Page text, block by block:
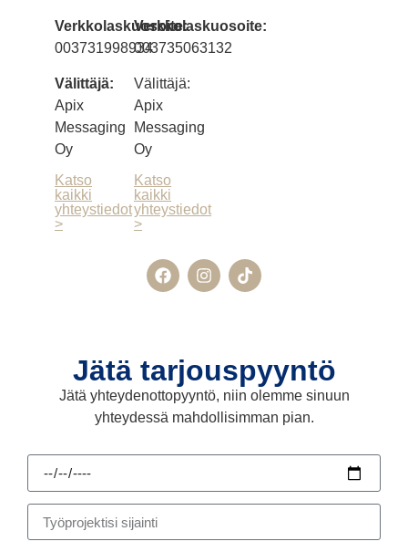
Verkkolaskuosoite:
003731998934
Välittäjä:
Apix
Messaging
Oy
Katso
kaikki
yhteystiedot
>
Verkkolaskuosoite:
003735063132
Välittäjä:
Apix
Messaging
Oy
Katso
kaikki
yhteystiedot
>
Jätä tarjouspyyntö
Jätä yhteydenottopyyntö, niin olemme sinuun
yhteydessä mahdollisimman pian.